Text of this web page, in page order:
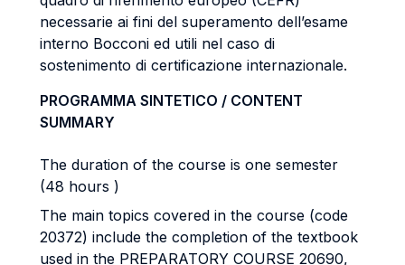
necessarie ai fini del superamento dell’esame
interno Bocconi ed utili nel caso di
sostenimento di certificazione internazionale.
PROGRAMMA SINTETICO / CONTENT
SUMMARY
The duration of the course is one semester
(48 hours )
The main topics covered in the course (code
20372) include the completion of the textbook
used in the PREPARATORY COURSE 20690,